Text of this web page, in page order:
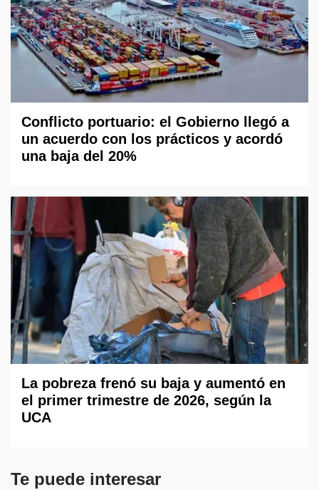
Conflicto portuario: el Gobierno llegó a
un acuerdo con los prácticos y acordó
una baja del 20%
La pobreza frenó su baja y aumentó en
el primer trimestre de 2026, según la
UCA
Te puede interesar